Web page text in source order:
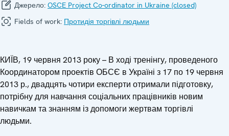
Джерело: OSCE Project Co-ordinator in Ukraine (closed)
Fields of work: Протидія торгівлі людьми
КИЇВ, 19 червня 2013 року – В ході тренінгу, проведеного
Координатором проектів ОБСЄ в Україні з 17 по 19 червня
2013 р., двадцять чотири експерти отримали підготовку,
потрібну для навчання соціальних працівників новим
навичкам та знанням із допомоги жертвам торгівлі
людьми.